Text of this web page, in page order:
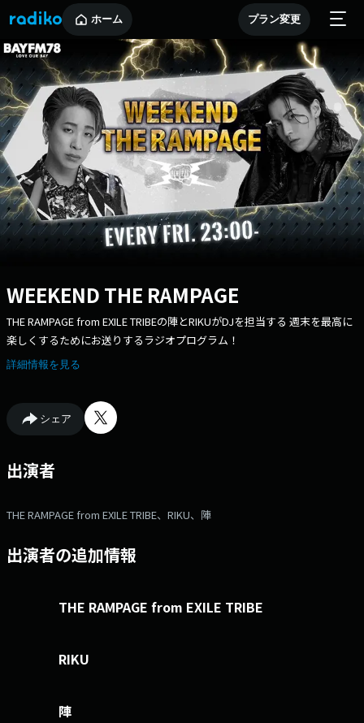
ホーム プラン変更
WEEKEND THE RAMPAGE
THE RAMPAGE from EXILE TRIBEの陣とRIKUがDJを担当する 週末を最高に
楽しくするためにお送りするラジオプログラム！
詳細情報を見る
シェア
出演者
THE RAMPAGE from EXILE TRIBE、RIKU、陣
出演者の追加情報
THE RAMPAGE from EXILE TRIBE
RIKU
陣